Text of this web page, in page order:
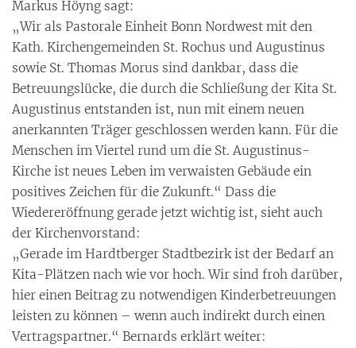
Markus Höyng sagt:
„Wir als Pastorale Einheit Bonn Nordwest mit den
Kath. Kirchengemeinden St. Rochus und Augustinus
sowie St. Thomas Morus sind dankbar, dass die
Betreuungslücke, die durch die Schließung der Kita St.
Augustinus entstanden ist, nun mit einem neuen
anerkannten Träger geschlossen werden kann. Für die
Menschen im Viertel rund um die St. Augustinus-
Kirche ist neues Leben im verwaisten Gebäude ein
positives Zeichen für die Zukunft.“ Dass die
Wiedereröffnung gerade jetzt wichtig ist, sieht auch
der Kirchenvorstand:
„Gerade im Hardtberger Stadtbezirk ist der Bedarf an
Kita-Plätzen nach wie vor hoch. Wir sind froh darüber,
hier einen Beitrag zu notwendigen Kinderbetreuungen
leisten zu können – wenn auch indirekt durch einen
Vertragspartner.“ Bernards erklärt weiter: